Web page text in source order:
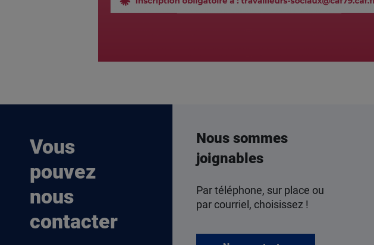
Vous
pouvez
nous
contacter
Nous sommes
joignables
Par téléphone, sur place ou
par courriel, choisissez !